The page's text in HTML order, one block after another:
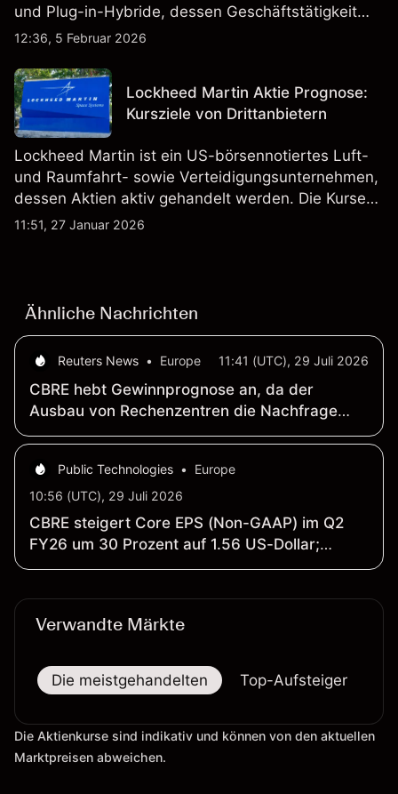
und Plug-in-Hybride, dessen Geschäftstätigkeit
Fahrzeugproduktion, Batterien und verwandte
Märkten umfasst.
12:36, 5 Februar 2026
Lockheed Martin Aktie Prognose:
Kursziele von Drittanbietern
Lockheed Martin ist ein US-börsennotiertes Luft-
und Raumfahrt- sowie Verteidigungsunternehmen,
dessen Aktien aktiv gehandelt werden. Die Kurse
werden von Unternehmensergebnissen,
11:51, 27 Januar 2026
Ähnliche Nachrichten
Reuters News • Europe 11:41 (UTC), 29 Juli 2026
CBRE hebt Gewinnprognose an, da der
Ausbau von Rechenzentren die Nachfrage
nach Immobiliendienstleistungen ankurbelt
Public Technologies •
Europe
10:56 (UTC), 29 Juli 2026
CBRE steigert Core EPS (Non-GAAP) im Q2
FY26 um 30 Prozent auf 1.56 US-Dollar;
Umsatz klettert um 15.5 Prozent auf 11.23
Verwandte Märkte
Die meistgehandelten Top-Aufsteiger
Die Aktienkurse sind indikativ und können von den aktuellen
Marktpreisen abweichen.